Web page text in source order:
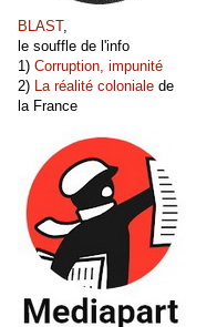
BLAST,
le souffle de l'info
1) Corruption, impunité
2) La réalité coloniale de
la France